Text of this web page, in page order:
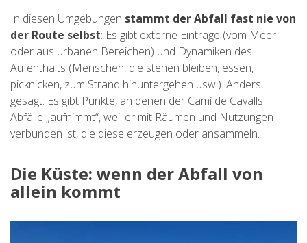
In diesen Umgebungen stammt der Abfall fast nie von
der Route selbst: Es gibt externe Einträge (vom Meer
oder aus urbanen Bereichen) und Dynamiken des
Aufenthalts (Menschen, die stehen bleiben, essen,
picknicken, zum Strand hinuntergehen usw.). Anders
gesagt: Es gibt Punkte, an denen der Camí de Cavalls
Abfälle „aufnimmt“, weil er mit Räumen und Nutzungen
verbunden ist, die diese erzeugen oder ansammeln.
Die Küste: wenn der Abfall von
allein kommt